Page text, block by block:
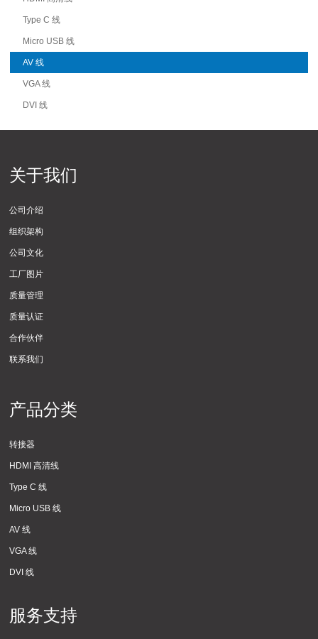
Type C 线
Micro USB 线
AV 线
VGA 线
DVI 线
关于我们
公司介绍
组织架构
公司文化
工厂图片
质量管理
质量认证
合作伙伴
联系我们
产品分类
转接器
HDMI 高清线
Type C 线
Micro USB 线
AV 线
VGA 线
DVI 线
服务支持